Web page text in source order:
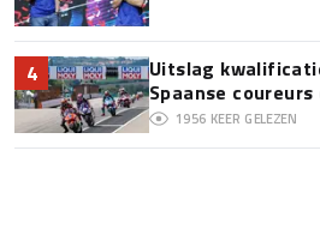
4
Uitslag
Spaanse
1956 KEER GELEZEN